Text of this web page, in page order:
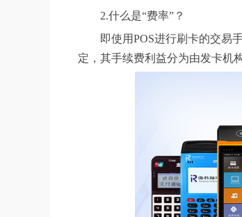
2.什么是“费率”？
即使用POS进行刷卡的交易
定，其手续费利益分为由发卡机